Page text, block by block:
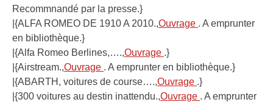
Recommnandé par la presse.}
|{ALFA ROMEO DE 1910 A 2010.,Ouvrage . A emprunter
en bibliothèque.}
|{Alfa Romeo Berlines,….,Ouvrage .}
|{Airstream.,Ouvrage . A emprunter en bibliothèque.}
|{ABARTH, voitures de course….,Ouvrage .}
|{300 voitures au destin inattendu.,Ouvrage . A emprunter